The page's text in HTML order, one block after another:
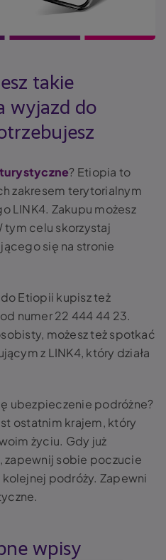
takie
wyjazd do
? Etiopia to
zakresem terytorialnym
LINK4. Zakupu możesz
tym celu skorzystaj
się na stronie
Etiopii kupisz też
numer 22 444 44 23.
możesz też spotkać
z LINK4, który działa
ubezpieczenie podróżne?
ostatnim krajem, który
życiu. Gdy już
zapewnij sobie poczucie
podróży. Zapewni
wpisy